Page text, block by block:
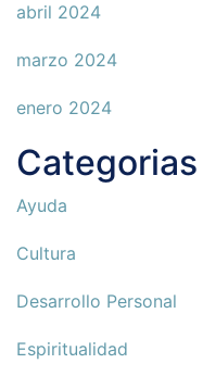
abril 2024
marzo 2024
enero 2024
Categorias
Ayuda
Cultura
Desarrollo Personal
Espiritualidad